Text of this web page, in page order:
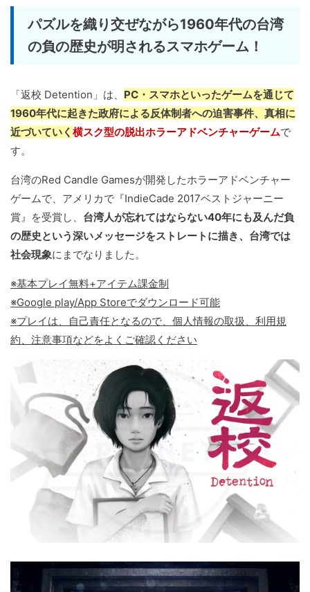
パズルを織り交ぜながら1960年代の台湾
の負の歴史が明されるスマホゲーム！
「返校 Detention」は、 PC・スマホといったゲームを通じて
1960年代に起きた政府による反体制者への迫害事件、真相に
近づいていく 横スク型の脱出ホラーアドベンチャーゲームで
す。
台湾のRed Candle Gamesが開発したホラーアドベンチャー
ゲームで、アメリカで『IndieCade 2017ベストジャーニー
賞』を受賞し、 台湾人が忘れてはならない40年にも及んだ負
の歴史という深いメッセージをストレートに描き、台湾では
社会現象にまでなりました。
※基本プレイ無料+アイテム課金制
※Google play/App Storeでダウンロード可能
※プレイは、自己責任となるので、個人情報の取扱、利用規
約、注意事項などをよくご確認ください